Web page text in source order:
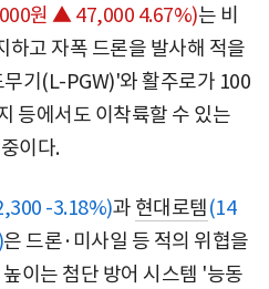
원 ▲ 47,000 4.67%)는 비
하고 자폭 드론을 발사해 적을
기(L-PGW)'와 활주로가 100
등에서도 이착륙할 수 있는
이다.
-3.18%)과 현대로템(14
은 드론·미사일 등 적의 위협을
이는 첨단 방어 시스템 '능동